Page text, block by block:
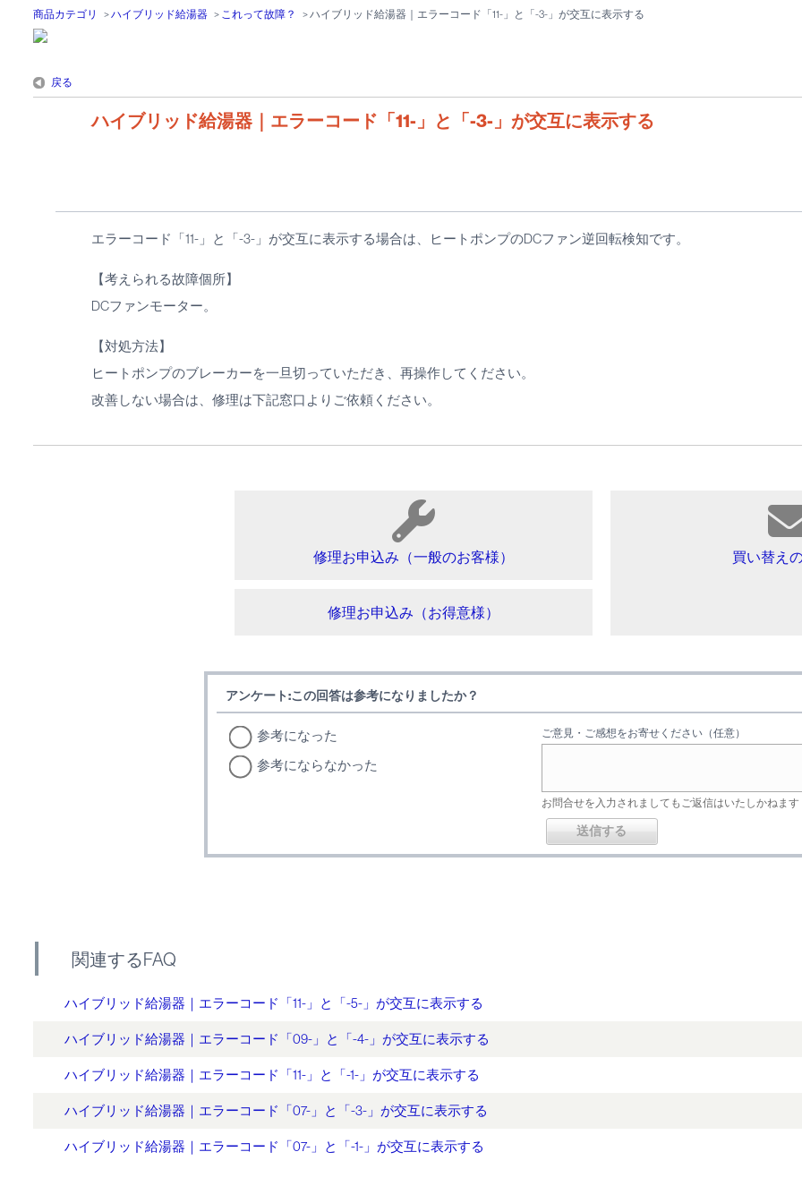
商品カテゴリ >ハイブリッド給湯器 > これって故障？ >ハイブリッド給湯器｜エラーコード「11-」と「-3-」が交互に表示する
戻る
ハイブリッド給湯器｜エラーコード「11-」と「-3-」が交互に表示する
エラーコード「11-」と「-3-」が交互に表示する場合は、ヒートポンプのDCファン逆回転検知です。
【考えられる故障個所】
DCファンモーター。
【対処方法】
ヒートポンプのブレーカーを一旦切っていただき、再操作してください。
改善しない場合は、修理は下記窓口よりご依頼ください。
修理お申込み（一般のお客様）
修理お申込み（お得意様）
買い替え
アンケート:この回答は参考になりましたか？
参考になった
参考にならなかった
ご意見・ご感想をお寄せください（任意）
お問合せを入力されましてもご返信はいたしかねます
関連するFAQ
ハイブリッド給湯器｜エラーコード「11-」と「-5-」が交互に表示する
ハイブリッド給湯器｜エラーコード「09-」と「-4-」が交互に表示する
ハイブリッド給湯器｜エラーコード「11-」と「-1-」が交互に表示する
ハイブリッド給湯器｜エラーコード「07-」と「-3-」が交互に表示する
ハイブリッド給湯器｜エラーコード「07-」と「-1-」が交互に表示する